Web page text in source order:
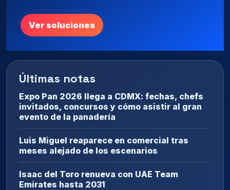
Ver soluciones
Últimas notas
Expo Pan 2026 llega a CDMX: fechas, chefs
invitados, concursos y cómo asistir al gran
evento de la panadería
Luis Miguel reaparece en comercial tras
meses alejado de los escenarios
Isaac del Toro renueva con UAE Team
Emirates hasta 2031